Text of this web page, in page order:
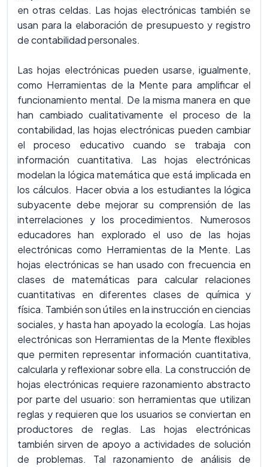
en otras celdas. Las hojas electrónicas también se
usan para la elaboración de presupuesto y registro
de contabilidad personales.
Las hojas electrónicas pueden usarse, igualmente,
como Herramientas de la Mente para amplificar el
funcionamiento mental. De la misma manera en que
han cambiado cualitativamente el proceso de la
contabilidad, las hojas electrónicas pueden cambiar
el proceso educativo cuando se trabaja con
información cuantitativa. Las hojas electrónicas
modelan la lógica matemática que está implicada en
los cálculos. Hacer obvia a los estudiantes la lógica
subyacente debe mejorar su comprensión de las
interrelaciones y los procedimientos. Numerosos
educadores han explorado el uso de las hojas
electrónicas como Herramientas de la Mente. Las
hojas electrónicas se han usado con frecuencia en
clases de matemáticas para calcular relaciones
cuantitativas en diferentes clases de química y
física. También son útiles en la instrucción en ciencias
sociales, y hasta han apoyado la ecología. Las hojas
electrónicas son Herramientas de la Mente flexibles
que permiten representar información cuantitativa,
calcularla y reflexionar sobre ella. La construcción de
hojas electrónicas requiere razonamiento abstracto
por parte del usuario: son herramientas que utilizan
reglas y requieren que los usuarios se conviertan en
productores de reglas. Las hojas electrónicas
también sirven de apoyo a actividades de solución
de problemas. Tal razonamiento de análisis de